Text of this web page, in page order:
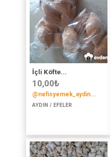
İçli Köfte...
10,00₺
@nefisyemek_aydin...
AYDIN / EFELER